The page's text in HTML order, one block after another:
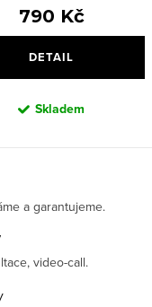
790 Kč
DETAIL
Skladem
a garantujeme.
video-call.